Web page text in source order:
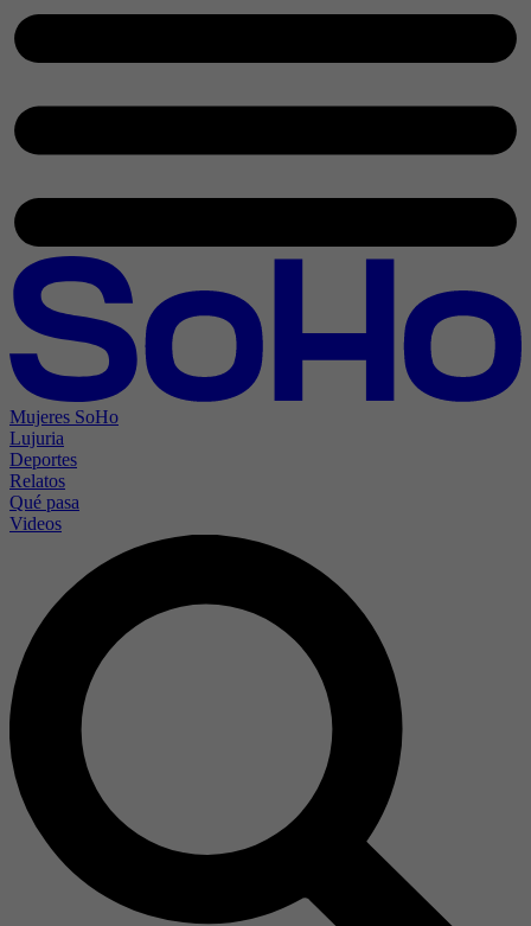
Mujeres SoHo
Lujuria
Deportes
Relatos
Qué pasa
Videos